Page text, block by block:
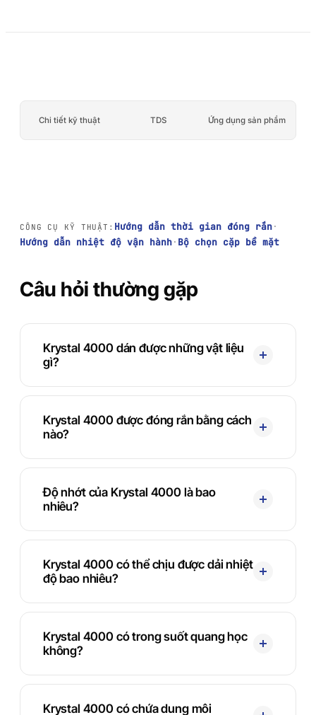
AFT 2064WF
Vật liệu composite và
Chi tiết kỹ thuật TDS Ứng dụng sản phẩm
CÔNG CỤ KỸ THUẬT: Hướng dẫn thời gian đóng rắn·
Hướng dẫn nhiệt độ vận hành· Bộ chọn cặp bề mặt
Câu hỏi thường gặp
Krystal 4000 dán được những vật liệu
gì?
Krystal 4000 được đóng rắn bằng cách
nào?
Độ nhớt của Krystal 4000 là bao
nhiêu?
Krystal 4000 có thể chịu được dải nhiệt
độ bao nhiêu?
Krystal 4000 có trong suốt quang học
không?
Krystal 4000 có chứa dung môi